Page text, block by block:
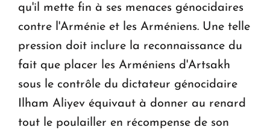
qu'il mette fin à ses menaces génocidaires
contre l'Arménie et les Arméniens. Une telle
pression doit inclure la reconnaissance du
fait que placer les Arméniens d'Artsakh
sous le contrôle du dictateur génocidaire
Ilham Aliyev équivaut à donner au renard
tout le poulailler en récompense de son